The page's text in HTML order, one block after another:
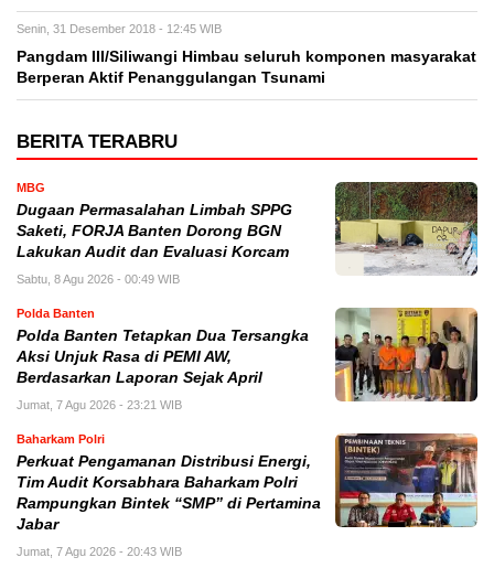
Senin, 31 Desember 2018 - 12:45 WIB
Pangdam III/Siliwangi Himbau seluruh komponen masyarakat
Berperan Aktif Penanggulangan Tsunami
BERITA TERABRU
MBG
Dugaan Permasalahan Limbah SPPG
Saketi, FORJA Banten Dorong BGN
Lakukan Audit dan Evaluasi Korcam
Sabtu, 8 Agu 2026 - 00:49 WIB
Polda Banten
Polda Banten Tetapkan Dua Tersangka
Aksi Unjuk Rasa di PEMI AW,
Berdasarkan Laporan Sejak April
Jumat, 7 Agu 2026 - 23:21 WIB
Baharkam Polri
Perkuat Pengamanan Distribusi Energi,
Tim Audit Korsabhara Baharkam Polri
Rampungkan Bintek “SMP” di Pertamina
Jabar
Jumat, 7 Agu 2026 - 20:43 WIB